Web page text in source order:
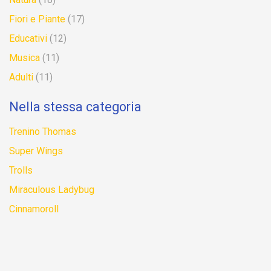
Fiori e Piante (17)
Educativi (12)
Musica (11)
Adulti (11)
Nella stessa categoria
Trenino Thomas
Super Wings
Trolls
Miraculous Ladybug
Cinnamoroll